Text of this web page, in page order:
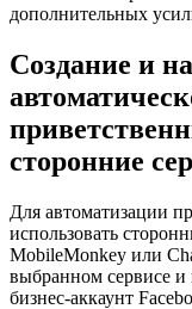
дополнительных
Создание и
сторонние
Для автоматизации
использовать
MobileMonkey или
выбранном сервисе и
бизнес-аккаунт